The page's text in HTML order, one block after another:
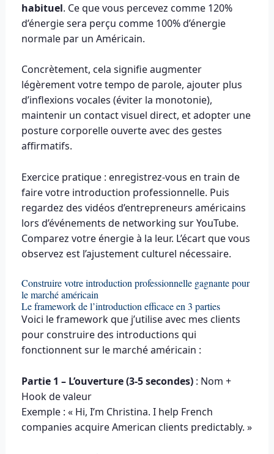
habituel. Ce que vous percevez comme 120%
d’énergie sera perçu comme 100% d’énergie
normale par un Américain.
Concrètement, cela signifie augmenter
légèrement votre tempo de parole, ajouter plus
d’inflexions vocales (éviter la monotonie),
maintenir un contact visuel direct, et adopter une
posture corporelle ouverte avec des gestes
affirmatifs.
Exercice pratique : enregistrez-vous en train de
faire votre introduction professionnelle. Puis
regardez des vidéos d’entrepreneurs américains
lors d’événements de networking sur YouTube.
Comparez votre énergie à la leur. L’écart que vous
observez est l’ajustement culturel nécessaire.
Construire votre introduction professionnelle gagnante pour
le marché américain
Le framework de l’introduction efficace en 3 parties
Voici le framework que j’utilise avec mes clients
pour construire des introductions qui
fonctionnent sur le marché américain :
Partie 1 – L’ouverture (3-5 secondes): Nom +
Hook de valeur
Exemple : « Hi, I’m Christina. I help French
companies acquire American clients predictably. »